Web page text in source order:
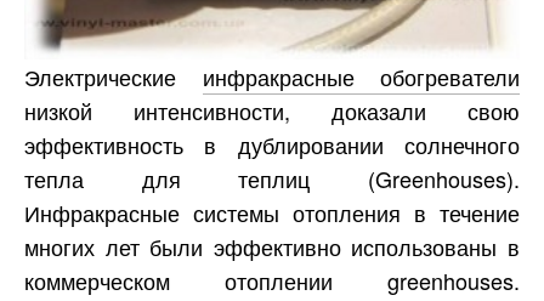
Электрические инфракрасные обогреватели
низкой интенсивности, доказали свою
эффективность в дублировании солнечного
тепла для теплиц (Greenhouses).
Инфракрасные системы отопления в течение
многих лет были эффективно использованы в
коммерческом отоплении greenhouses.